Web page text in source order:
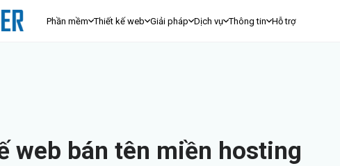
Phần mềm Thiết kế web Giải pháp Dịch vụ Thông tin Hỗ trợ
web bán tên miền hosting